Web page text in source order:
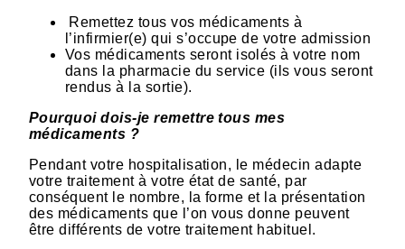
Remettez tous vos médicaments à
l’infirmier(e) qui s’occupe de votre admission
Vos médicaments seront isolés à votre nom
dans la pharmacie du service (ils vous seront
rendus à la sortie).
Pourquoi dois-je remettre tous mes
médicaments ?
Pendant votre hospitalisation, le médecin adapte
votre traitement à votre état de santé, par
conséquent le nombre, la forme et la présentation
des médicaments que l’on vous donne peuvent
être différents de votre traitement habituel.